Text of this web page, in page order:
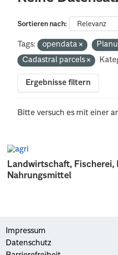
Landwirtschaft, Fischerei,
Nahrungsmittel
Sortieren nach
Tags: opendata
Cadastral parcels
Ergebnisse filtern
Bitte versuch es mit einer
Impressum
Datenschutz